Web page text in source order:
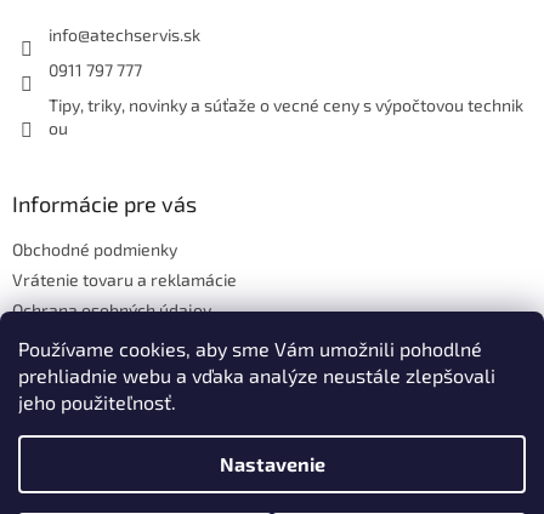
Používame cookies, aby sme Vám umožnili pohodlné
prehliadnie webu a vďaka analýze neustále zlepšovali
jeho použiteľnosť.
Nastavenie
info@atechservis.sk
0911 797 777
Tipy, triky, novinky a súťaže o vecné ceny s výpočtovou technik
ou
Informácie pre vás
Obchodné podmienky
Vrátenie tovaru a reklamácie
Ochrana osobných údajov
Hodnotenie obchodu